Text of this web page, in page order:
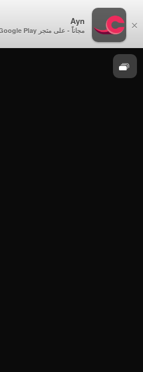
×
Ayn
مجاناً - على متجر Google Play
حفلات تخريج
موسم 2016